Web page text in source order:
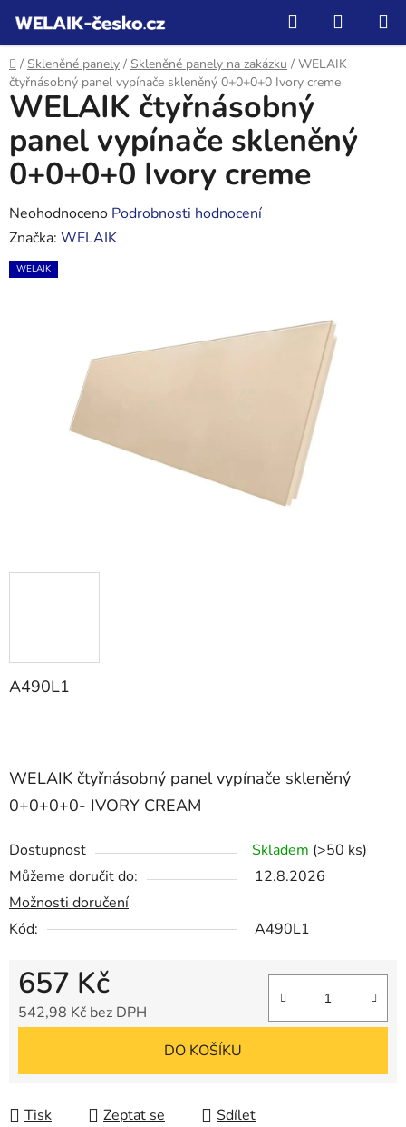
obsah
Hledat
KOŠÍK
Domů
/ Skleněné panely / Skleněné panely na zakázku / WELAIK
čtyřnásobný panel vypínače skleněný 0+0+0+0 Ivory creme
A490L1
WELAIK čtyřnásobný panel vypínače skleněný
0+0+0+0- IVORY CREAM
Dostupnost Skladem (>50 ks)
Můžeme doručit do:
12.8.2026
Možnosti doručení
Kód:
A490L1
657 Kč
542,98 Kč bez DPH
DO KOŠÍKU
Tisk Zeptat se Sdílet
WELAIK čtyřnásobný
panel vypínače skleněný
0+0+0+0 Ivory creme
Průměrné
hodnocení
produktu
Neohodnoceno Podrobnosti hodnocení
Značka: WELAIK
WELAIK